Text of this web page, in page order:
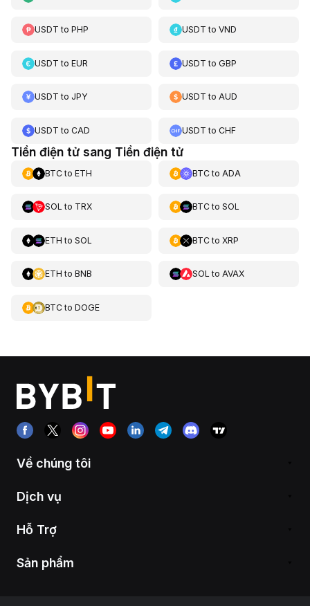
USDT to PHP USDT toVND
USDT to EUR USDT toGBP
USDT to JPY USDT toAUD
USDT to CAD USDT toCHF
Tiền điện tử sang Tiền điện tử
BTCto ETH BTCto ADA
SOL to TRX BTCto SOL
ETH to SOL BTCto XRP
ETH to BNB SOL to AVAX
BTCto DOGE
Về chúng tôi
Dịch vụ
Hỗ Trợ
Sản phẩm